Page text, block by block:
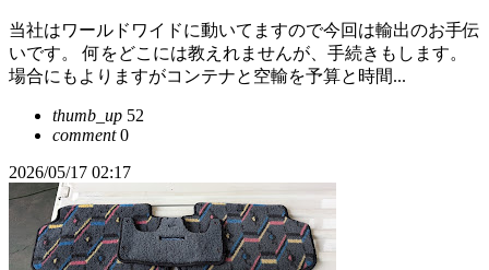
当社はワールドワイドに動いてますので今回は輸出のお手伝
いです。 何をどこには教えれませんが、手続きもします。
場合にもよりますがコンテナと空輸を予算と時間...
thumb_up 52
comment0
2026/05/17 02:17